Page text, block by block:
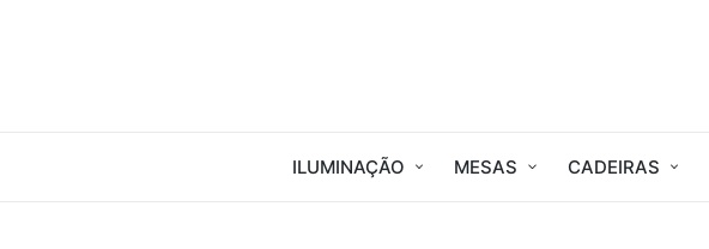
ILUMINAÇÃO MESAS CADEIRAS